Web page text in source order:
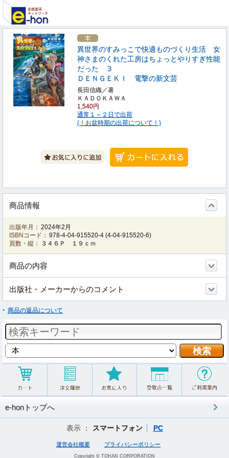
異世界のすみっこで快適ものづくり生活 女
神さまのくれた工房はちょっとやりすぎ性能
だった ３
ＤＥＮＧＥＫＩ 電撃の新文芸
長田信織／著
ＫＡＤＯＫＡＷＡ
1,540円
通常１～２日で出荷
(！お盆時期の出荷について！)
商品情報
出版年月： 2024年2月
ISBNコード： 978-4-04-915520-4 (4-04-915520-6)
頁数・縦：
３４６Ｐ １９ｃｍ
商品の内容
出版社・メーカーからのコメント
商品の返品について
e-honトップへ
表示 ： スマートフォン PC
運営会社概要 プライバシーポリシー
Copyright © TOHAN CORPORATION